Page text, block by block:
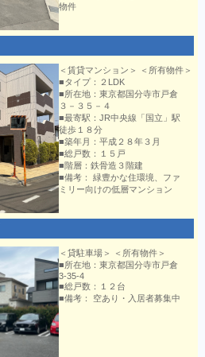
物件
＜賃貸マンション＞ ＜所有物件＞
■タイプ：２LDK
■所在地：東京都国分寺市戸倉
３－３５－４
■最寄駅：JR中央線「国立」駅
徒歩１８分
■築年月：平成２８年３月
■総戸数：１５戸
■階層：鉄骨造３階建
■備考： 緑豊かな住環境、ファ
ミリー向けの低層マンション
＜貸駐車場＞ ＜所有物件＞
■所在地：東京都国分寺市戸倉
3-35-4
■総戸数：１２台
■備考： 空あり・入居者募集中